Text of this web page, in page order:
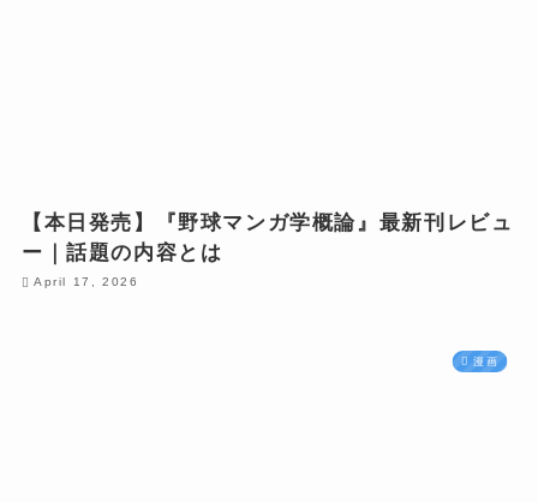
【本日発売】『野球マンガ学概論』最新刊レビュ
ー｜話題の内容とは
April 17, 2026
漫画